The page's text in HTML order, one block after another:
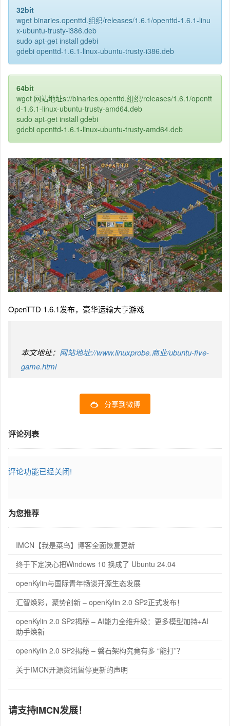
32bit
wget binaries.openttd.组织/releases/1.6.1/openttd-1.6.1-linu
x-ubuntu-trusty-i386.deb
sudo apt-get install gdebi
gdebi openttd-1.6.1-linux-ubuntu-trusty-i386.deb
64bit
wget 网站地址s://binaries.openttd.组织/releases/1.6.1/opentt
d-1.6.1-linux-ubuntu-trusty-amd64.deb
sudo apt-get install gdebi
gdebi openttd-1.6.1-linux-ubuntu-trusty-amd64.deb
OpenTTD 1.6.1发布，豪华运输大亨游戏
本文地址： 网站地址://www.linuxprobe.商业/ubuntu-five-
game.html
分享到微博
评论列表
评论功能已经关闭!
为您推荐
IMCN【我是菜鸟】博客全面恢复更新
终于下定决心把Windows 10 换成了 Ubuntu 24.04
openKylin与国际青年畅谈开源生态发展
汇智焕彩，聚势创新 – openKylin 2.0 SP2正式发布！
openKylin 2.0 SP2揭秘 – AI能力全维升级：更多模型加持+AI
助手焕新
openKylin 2.0 SP2揭秘 – 磐石架构究竟有多 “能打”？
关于IMCN开源资讯暂停更新的声明
请支持IMCN发展！